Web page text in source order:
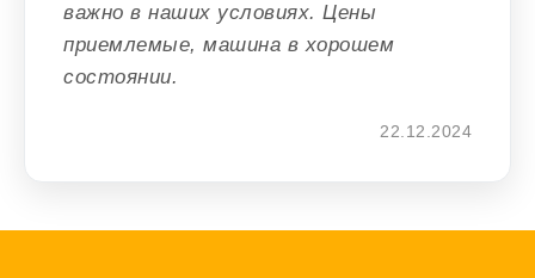
важно в наших условиях. Цены
приемлемые, машина в хорошем
состоянии.
22.12.2024